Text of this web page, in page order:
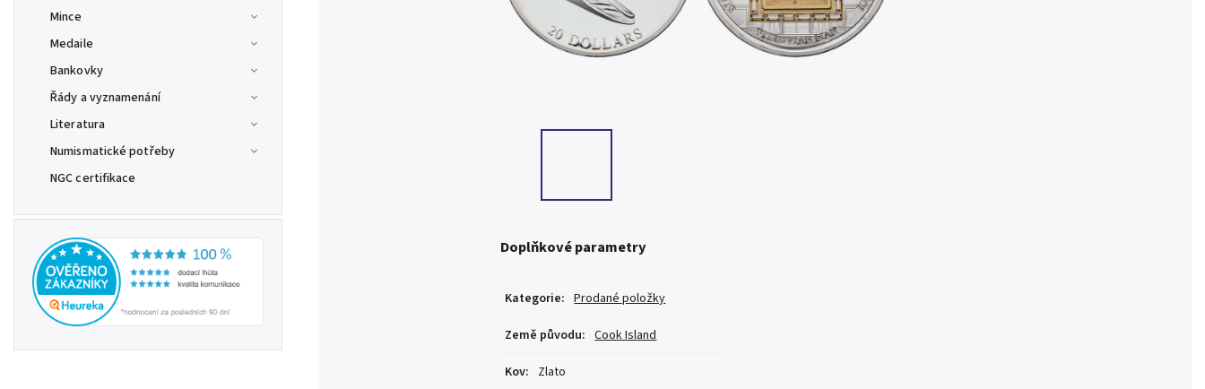
Mince
Medaile
Bankovky
Řády a vyznamenání
Literatura
Numismatické potřeby
NGC certifikace
Doplňkové parametry
Kategorie: Prodané položky
Země původu: Cook Island
Kov: Zlato